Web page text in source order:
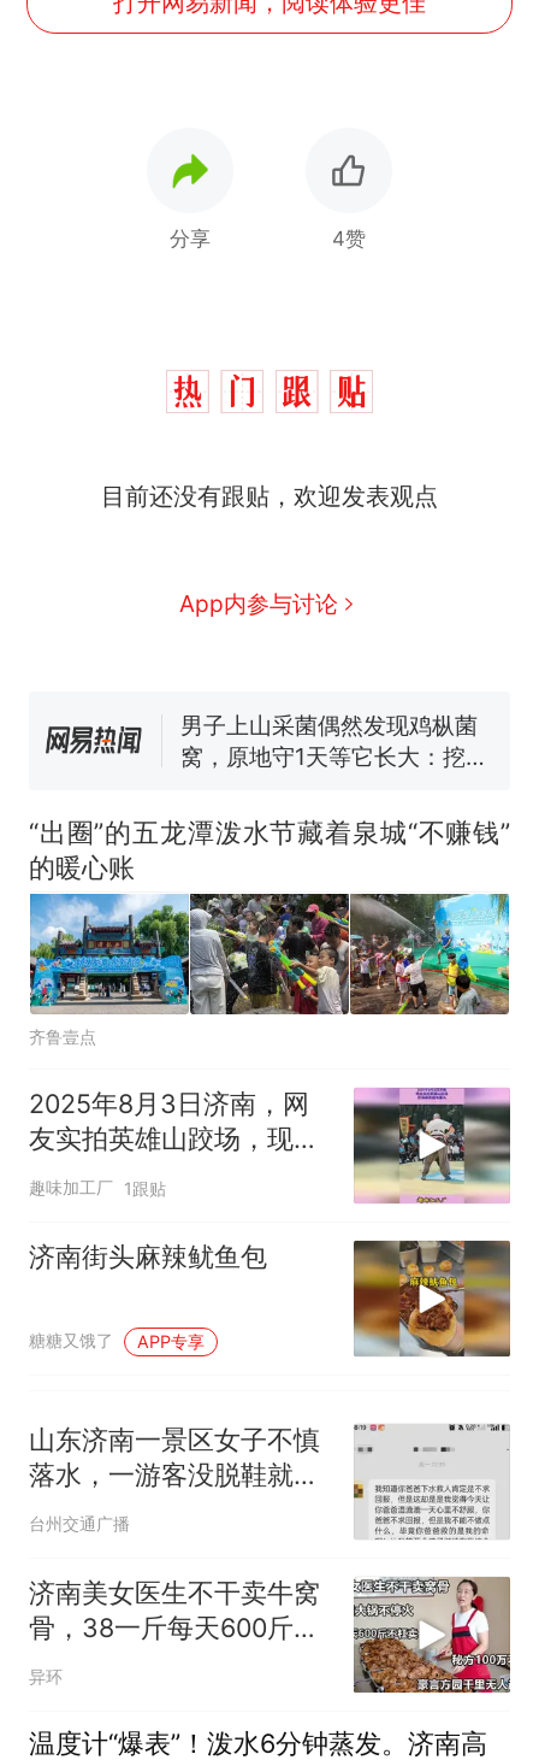
分享 4赞
目前还没有跟贴，欢迎发表观点
App内参与讨论
因老师一句“跟我回家”改写了
费大厨“全国小炒肉大王”称
140多朵
美国渔民钓获鲨鱼徒手将其拽
回大海 目击者直呼震惊 （视频
官方通报
因老师一句“跟我回家”改写了
人生
“出圈”的五龙潭泼水节藏着泉城“不赚钱”
的暖心账
齐鲁壹点
2025年8月3日济南，网
友实拍英雄山跤场，现场
画面超有看头
趣味加工厂 1跟贴
济南街头麻辣鱿鱼包
糖糖又饿了 APP专享
山东济南一景区女子不慎
落水，一游客没脱鞋就跃
入水中，景区配合两三分
婉拒，救人者儿子：做好
事和赚钱是两码事
台州交通广播
济南美女医生不干卖牛窝
骨，38一斤每天600斤，
秘方100万都不卖
异环
温度计“爆表”！泼水6分钟蒸发。济南高